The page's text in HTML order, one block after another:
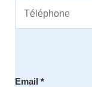
Email *